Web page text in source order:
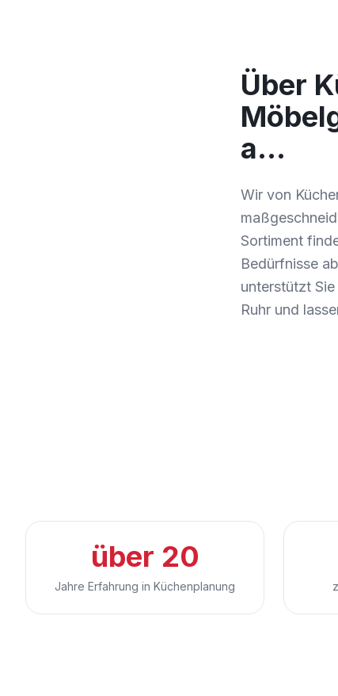
Über
a…
Wir von
Sortiment
Bedürfnisse
unterstützt
Ruhr und
über 20
Jahre Erfahrung in Küchenplanung